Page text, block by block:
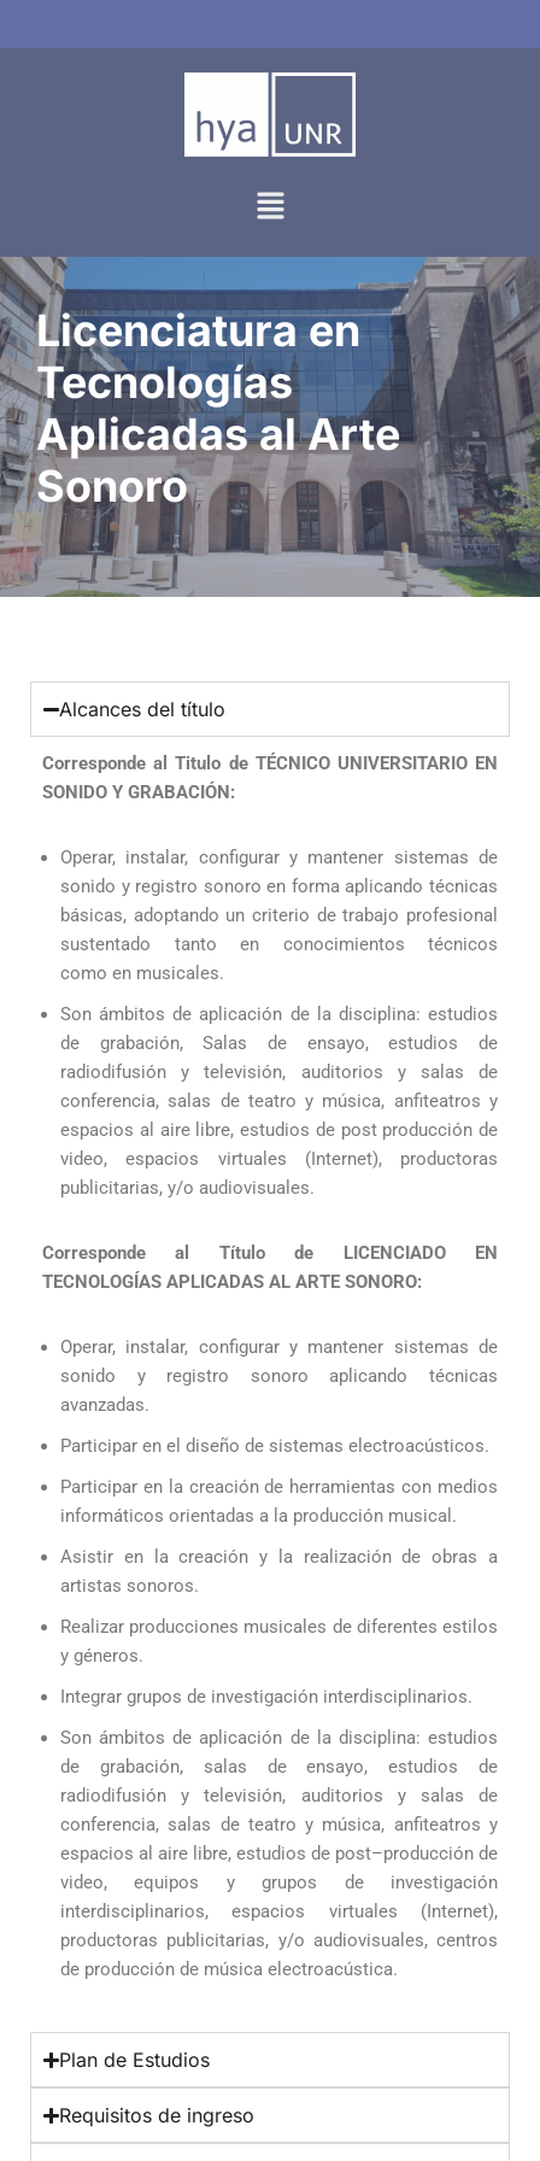
Licenciatura en
Tecnologías
Aplicadas al Arte
Sonoro
Alcances del título
Corresponde al Titulo de TÉCNICO UNIVERSITARIO EN
SONIDO Y GRABACIÓN:
Operar, instalar, configurar y mantener sistemas de
sonido y registro sonoro en forma aplicando técnicas
básicas, adoptando un criterio de trabajo profesional
sustentado tanto en conocimientos técnicos
como en musicales.
Son ámbitos de aplicación de la disciplina: estudios
de grabación, Salas de ensayo, estudios de
radiodifusión y televisión, auditorios y salas de
conferencia, salas de teatro y música, anfiteatros y
espacios al aire libre, estudios de post producción de
video, espacios virtuales (Internet), productoras
publicitarias, y/o audiovisuales.
Corresponde al Título de LICENCIADO EN
TECNOLOGÍAS APLICADAS AL ARTE SONORO:
Operar, instalar, configurary mantener sistemasde
sonido y registro sonoro aplicandotécnicas
avanzadas.
Participar en el diseño de sistemas electroacústicos.
Participar en la creaciónde herramientascon medios
informáticos orientadas a la producción musical .
Asistir en lacreacióny la realizacióndeobras a
artistas sonoros.
Realizar producciones musicales de diferentes estilos
y géneros.
Integrar grupos de investigación interdisciplinarios.
Son ámbitosde aplicación de la disciplina: estudios
de grabación, salas deensayo, estudiosde
radiodifusiónytelevisión, auditorios y salasde
conferencia, salas de teatroy música, anfiteatrosy
espacios al aire libre, estudios de post–producción de
video, equipos ygrupos de investigación
interdisciplinarios, espacios virtuales (Internet),
productoras publicitarias, y/o audiovisuales, centros
de producción de música electroacústica.
Plan de Estudios
Requisitos de ingreso